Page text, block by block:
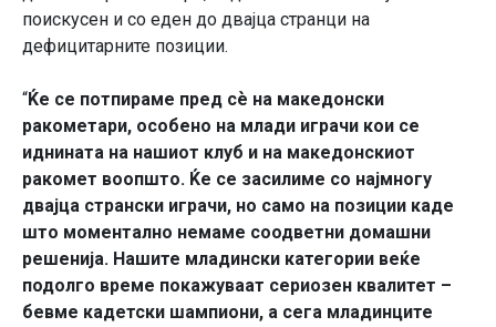
поискусен и со еден до двајца странци на
дефицитарните позиции.
“Ќе се потпираме пред сѐ на македонски
ракометари, особено на млади играчи кои се
иднината на нашиот клуб и на македонскиот
ракомет воопшто. Ќе се засилиме со најмногу
двајца странски играчи, но само на позиции каде
што моментално немаме соодветни домашни
решенија. Нашите младински категории веќе
подолго време покажуваат сериозен квалитет –
бевме кадетски шампиони, а сега младинците